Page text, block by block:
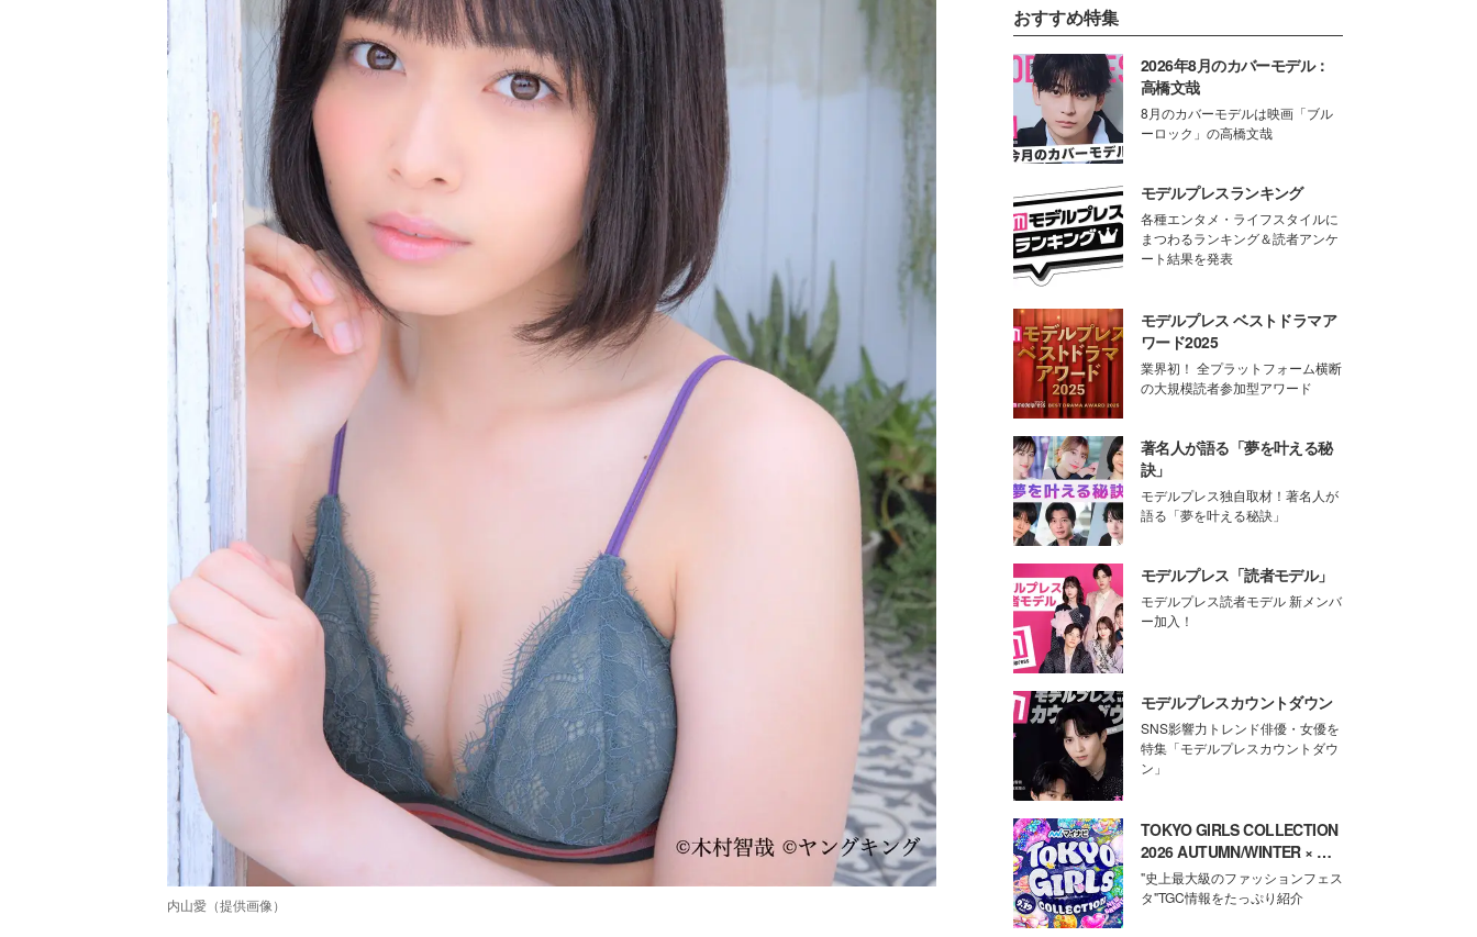
内山愛（提供画像）
おすすめ特集
2026年8月のカバーモデル：
高橋文哉
8月のカバーモデルは映画「ブル
ーロック」の高橋文哉
モデルプレスランキング
各種エンタメ・ライフスタイルに
まつわるランキング＆読者アンケ
ート結果を発表
モデルプレス ベストドラマア
ワード2025
業界初！ 全プラットフォーム横断
の大規模読者参加型アワード
著名人が語る「夢を叶える秘
訣」
モデルプレス独自取材！著名人が
語る「夢を叶える秘訣」
モデルプレス「読者モデル」
モデルプレス読者モデル 新メンバ
ー加入！
モデルプレスカウントダウン
SNS影響力トレンド俳優・女優を
特集「モデルプレスカウントダウ
ン」
TOKYO GIRLS COLLECTION
2026 AUTUMN/WINTER × モ
デルプレス
"史上最大級のファッションフェス
タ"TGC情報をたっぷり紹介